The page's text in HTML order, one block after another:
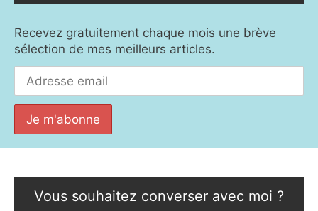
Recevez gratuitement chaque mois une brève
sélection de mes meilleurs articles.
Vous souhaitez converser avec moi ?